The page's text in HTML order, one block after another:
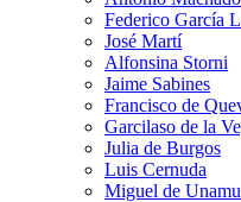
Federico García
José Martí
Alfonsina Storni
Jaime Sabines
Francisco de
Garcilaso de la
Julia de Burgos
Luis Cernuda
Miguel de